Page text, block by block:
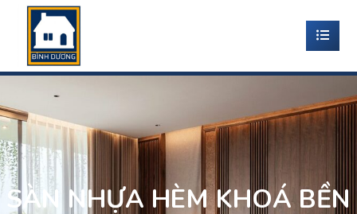
SÀN NHỰA HÈM KHOÁ BỀN